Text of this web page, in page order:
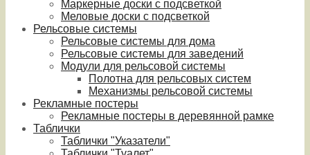
Маркерные доски с подсветкой
Меловые доски с подсветкой
Рельсовые системы
Рельсовые системы для дома
Рельсовые системы для заведений
Модули для рельсовой системы
Полотна для рельсовых систем
Механизмы рельсовой системы
Рекламные постеры
Рекламные постеры в деревянной рамке
Таблички
Таблички "Указатели"